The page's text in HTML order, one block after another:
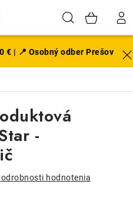
Hľadať
€ | 📍 Osobný odber Prešov
-
hodnotenia